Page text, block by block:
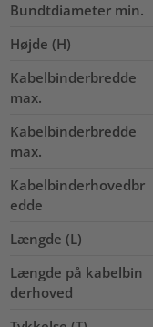
Bundtdiameter min.
Højde (H)
Kabelbinderbredde
max.
Kabelbinderbredde
max.
Kabelbinderhovedbr
edde
Længde (L)
Længde på kabelbin
derhoved